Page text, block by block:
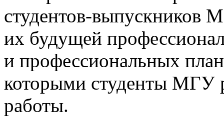
студентов-
их будущей
и профессиональных
которыми студенты МГУ
работы.